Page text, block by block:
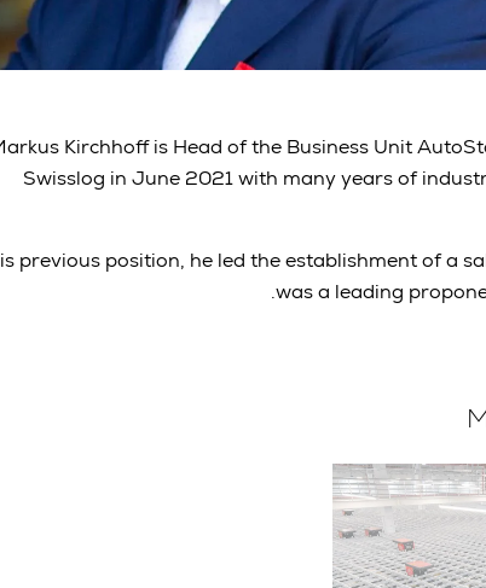
Kirchhoff is Head of the Business Unit
Swisslog in June 2021 with many years of
previous position, he led the establishment of a
was a leading